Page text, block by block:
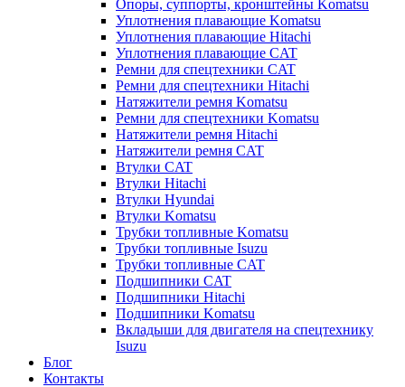
Опоры, суппорты, кронштейны Komatsu
Уплотнения плавающие Komatsu
Уплотнения плавающие Hitachi
Уплотнения плавающие CAT
Ремни для спецтехники CAT
Ремни для спецтехники Hitachi
Натяжители ремня Komatsu
Ремни для спецтехники Komatsu
Натяжители ремня Hitachi
Натяжители ремня CAT
Втулки CAT
Втулки Hitachi
Втулки Hyundai
Втулки Komatsu
Трубки топливные Komatsu
Трубки топливные Isuzu
Трубки топливные CAT
Подшипники CAT
Подшипники Hitachi
Подшипники Komatsu
Вкладыши для двигателя на спецтехнику
Isuzu
Блог
Контакты